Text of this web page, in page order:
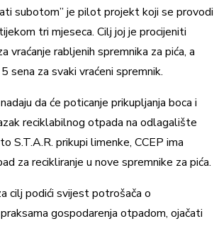
subotom” je pilot projekt koji se provodi
tri mjeseca. Cilj joj je procijeniti
vraćanje rabljenih spremnika za pića, a
sena za svaki vraćeni spremnik.
da će poticanje prikupljanja boca i
reciklabilnog otpada na odlagalište
S.T.A.R. prikupi limenke, CCEP ima
za recikliranje u nove spremnike za pića.
cilj podići svijest potrošača o
gospodarenja otpadom, ojačati